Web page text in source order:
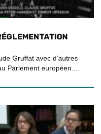
Gruffat avec d’autres
Parlement européen....